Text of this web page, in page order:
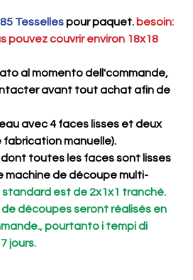
85 Tessellespour paquet. besoin:
pouvez couvrir environ 18x18
al momento dell'commande,
avant tout achat afin de
avec 4 faces lisses et deux
fabrication manuelle).
toutes les faces sont lisses
machine de découpe multi-
est de 2x1x1 tranché.
découpes seront réalisés en
pourtanto i tempi di
jours.